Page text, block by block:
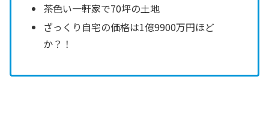
茶色い一軒家で70坪の土地
ざっくり自宅の価格は1億9900万円ほど
か？！